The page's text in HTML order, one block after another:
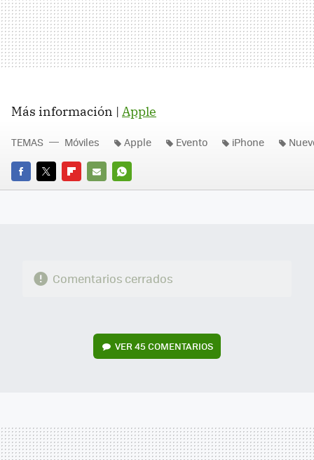
Más información | Apple
FACEBOOK
TWITTERFLIPBOARD
E-
WHATSAPP
TEMAS Móviles Apple Evento iPhone
Comentarios cerrados
VER 45 COMENTARIOS